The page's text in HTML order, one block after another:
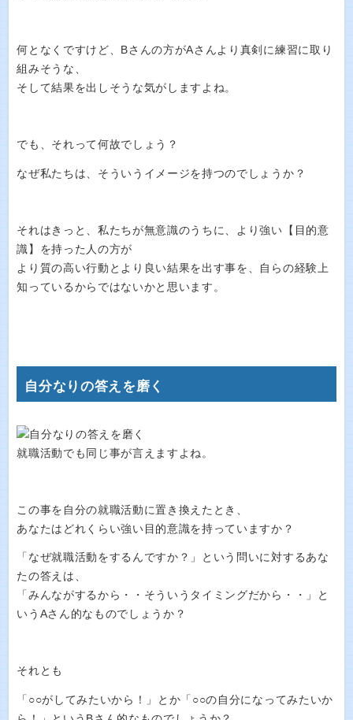
何となくですけど、Bさんの方がAさんより真剣に練習に取り
組みそうな、
そして結果を出しそうな気がしますよね。
でも、それって何故でしょう？
なぜ私たちは、そういうイメージを持つのでしょうか？
それはきっと、私たちが無意識のうちに、より強い【目的意
識】を持った人の方が
より質の高い行動とより良い結果を出す事を、自らの経験上
知っているからではないかと思います。
自分なりの答えを磨く
就職活動でも同じ事が言えますよね。
この事を自分の就職活動に置き換えたとき、
あなたはどれくらい強い目的意識を持っていますか？
「なぜ就職活動をするんですか？」という問いに対するあな
たの答えは、
「みんながするから・・そういうタイミングだから・・」と
いうAさん的なものでしょうか？
それとも
「○○がしてみたいから！」とか「○○の自分になってみたいか